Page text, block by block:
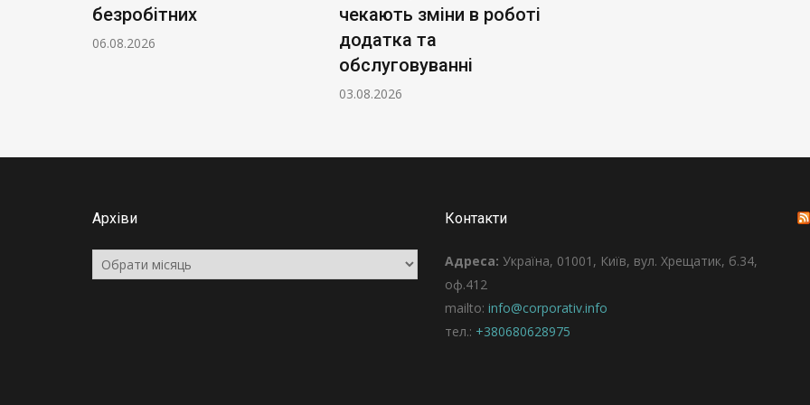
безробітних
06.08.2026
чекають зміни в роботі
додатка та
обслуговуванні
03.08.2026
Архіви
Архіви
Контакти
Адреса: Україна, 01001, Київ, вул. Хрещатик, б.34,
оф.412
mailto: info@corporativ.info
тел.: +380680628975